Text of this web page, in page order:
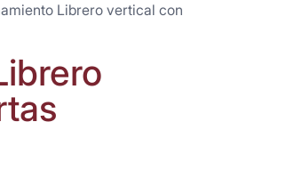
Librero vertical con